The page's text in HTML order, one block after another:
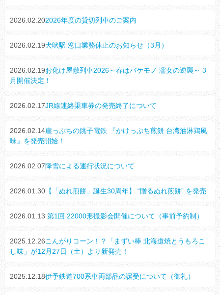
2026.02.202026年度の貸切列車のご案内
2026.02.19犬吠駅 窓口業務休止のお知らせ（3月）
2026.02.19お化け屋敷列車2026～春はバケモノ 濡女の逆襲～ 3
月開催決定！
2026.02.17JR線連絡乗車券の発売終了について
2026.02.14崖っぷちの銚子電鉄 『かけっぷち煎餅 台湾油淋鶏風
味』を発売開始！
2026.02.07降雪による運行状況について
2026.01.30 【「ぬれ煎餅」誕生30周年】 “贈るぬれ煎餅” を発売
2026.01.13 第1回 22000形撮影会開催について（事前予約制）
2025.12.26こんがりコーン！？「まずい棒 北海道焼とうもろこ
し味」が12月27日（土）より新発売！
2025.12.18伊予鉄道700系車両部品の譲受について（御礼）